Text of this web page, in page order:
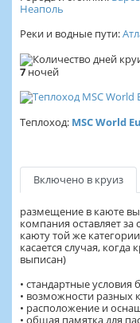
Неаполь
Реки и водные пути:
7 ночей
Теплоход: MSC World
Включено в круиз
размещение в каюте
компания оставляет
каюту той же
касается случая,
выписан)
• стандартные условия
• возможности разных
• расположение и
• общая памятка для